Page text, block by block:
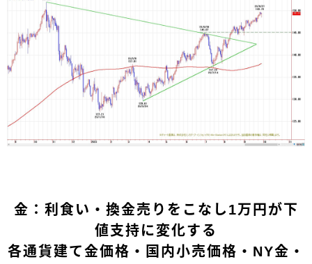
金：利食い・換金売りをこなし1万円が下
値支持に変化する
各通貨建て金価格・国内小売価格・NY金・